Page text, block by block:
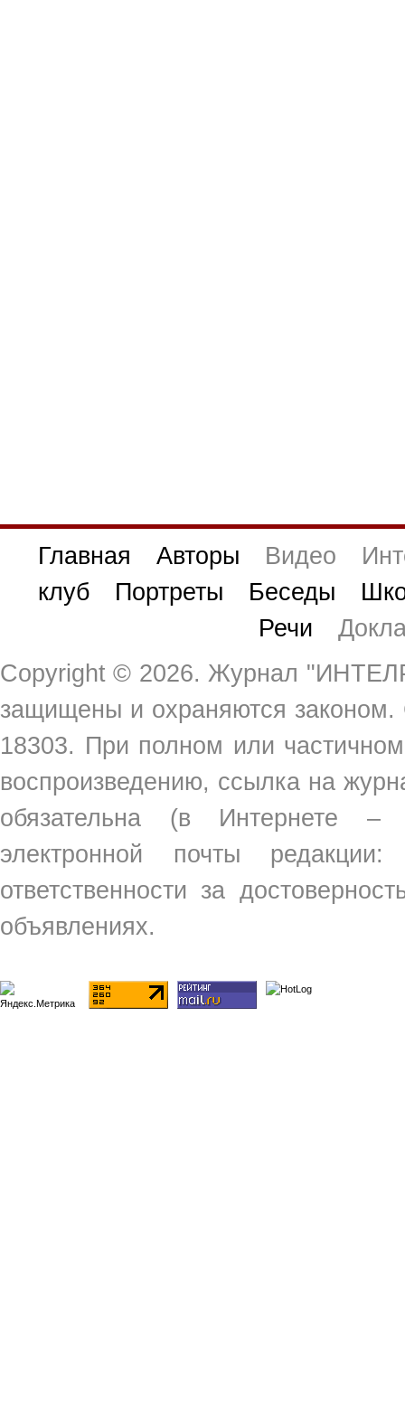
Главная Авторы Видео
клуб
Портреты Беседы
Речи
Copyright © 2026. Журнал
защищены и охраняются
18303. При полном или
воспроизведению, ссылка на
обязательна (в Интернете
электронной почты
ответственности за
объявлениях.